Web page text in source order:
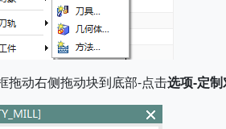
拖动右侧拖动块到底部-点击选项-定